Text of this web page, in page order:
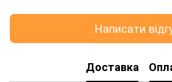
Написати
Доставка